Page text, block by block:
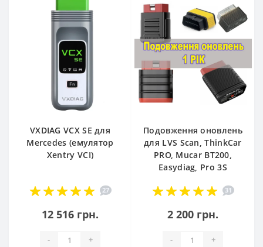
VXDIAG VCX SE для
Mercedes (емулятор
Xentry VCI)
27
12 516 грн.
- +
Подовження оновлень
для LVS Scan, ThinkCar
PRO, Mucar BT200,
Easydiag, Pro 3S
31
2 200 грн.
- +